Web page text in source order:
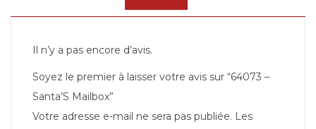
Il n’y a pas encore d’avis.
Soyez le premier à laisser votre avis sur “64073 –
Santa’S Mailbox”
Votre adresse e-mail ne sera pas publiée. Les